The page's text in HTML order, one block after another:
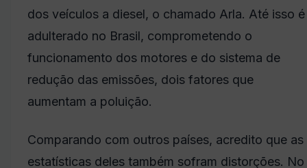
dos veículos a diesel, o chamado Arla. Até isso é
adulterado no Brasil, comprometendo o
funcionamento dos motores e do sistema de
redução das emissões, dois fatores que
aumentam a poluição.
Comparando com outros países, acredito que as
estatísticas deles também sofram distorções. No